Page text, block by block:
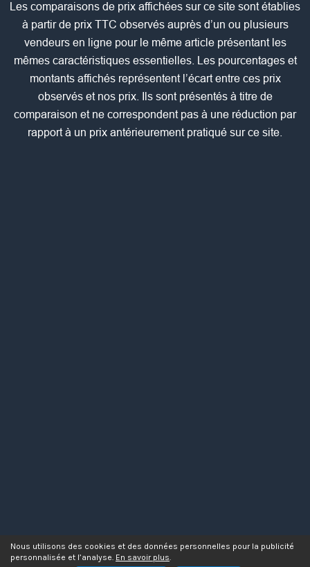
Les comparaisons de prix affichées sur ce site sont établies
à partir de prix TTC observés auprès d’un ou plusieurs
vendeurs en ligne pour le même article présentant les
mêmes caractéristiques essentielles. Les pourcentages et
montants affichés représentent l’écart entre ces prix
observés et nos prix. Ils sont présentés à titre de
comparaison et ne correspondent pas à une réduction par
rapport à un prix antérieurement pratiqué sur ce site.
Nous utilisons des cookies et des données personnelles pour la publicité
personnalisée et l’analyse. En savoir plus.